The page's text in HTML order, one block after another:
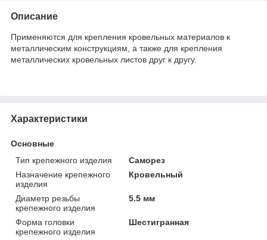
Описание
Применяются для крепления кровельных материалов к
металлическим конструкциям, а также для крепления
металлических кровельных листов друг к другу.
Характеристики
Основные
Тип крепежного изделия
Саморез
Назначение крепежного
изделия
Кровельный
Диаметр резьбы
крепежного изделия
5.5 мм
Форма головки
крепежного изделия
Шестигранная